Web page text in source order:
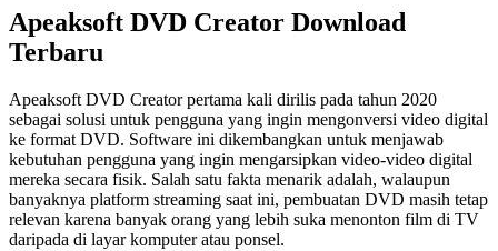
Apeaksoft DVD Creator Download
Terbaru
Apeaksoft DVD Creator pertama kali dirilis pada tahun 2020
sebagai solusi untuk pengguna yang ingin mengonversi video digital
ke format DVD. Software ini dikembangkan untuk menjawab
kebutuhan pengguna yang ingin mengarsipkan video-video digital
mereka secara fisik. Salah satu fakta menarik adalah, walaupun
banyaknya platform streaming saat ini, pembuatan DVD masih tetap
relevan karena banyak orang yang lebih suka menonton film di TV
daripada di layar komputer atau ponsel.